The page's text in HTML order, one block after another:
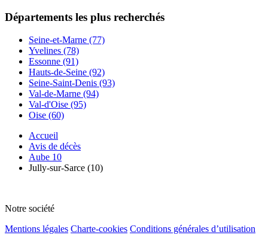
Départements les plus recherchés
Seine-et-Marne (77)
Yvelines (78)
Essonne (91)
Hauts-de-Seine (92)
Seine-Saint-Denis (93)
Val-de-Marne (94)
Val-d'Oise (95)
Oise (60)
Accueil
Avis de décès
Aube 10
Jully-sur-Sarce (10)
Notre société
Mentions légales Charte-cookies Conditions générales d’utilisation